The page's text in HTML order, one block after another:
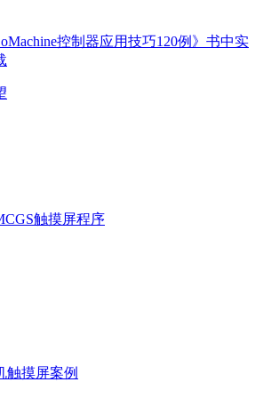
控制器应用技巧120例》书中实
触摸屏程序
触摸屏案例